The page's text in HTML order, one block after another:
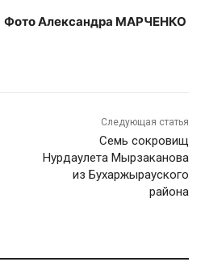
Фото Александра МАРЧЕНКО
Следующая статья
Семь сокровищ
Нурдаулета Мырзаканова
из Бухаржырауского
района